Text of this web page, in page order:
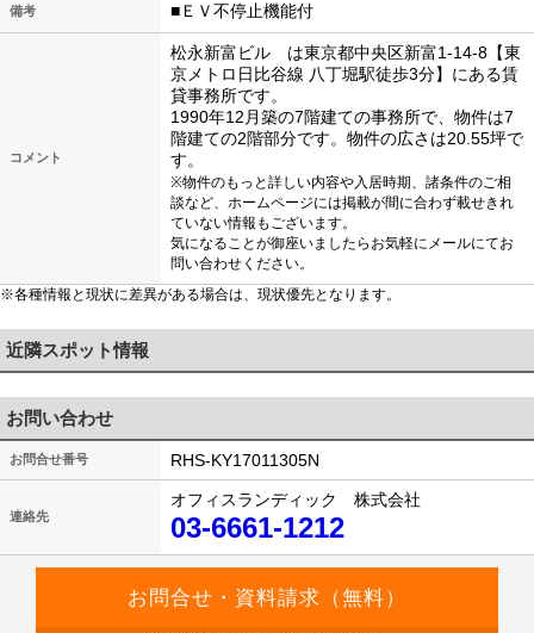
備考 ■ＥＶ不停止機能付
コメント
松永新富ビル は東京都中央区新富1-14-8【東
京メトロ日比谷線 八丁堀駅徒歩3分】にある賃
貸事務所です。
1990年12月築の7階建ての事務所で、物件は7
階建ての2階部分です。物件の広さは20.55坪で
す。
※物件のもっと詳しい内容や入居時期、諸条件のご相
談など、ホームページには掲載が間に合わず載せきれ
ていない情報もございます。
気になることが御座いましたらお気軽にメールにてお
問い合わせください。
※各種情報と現状に差異がある場合は、現状優先となります。
近隣スポット情報
お問い合わせ
お問合せ番号 RHS-KY17011305N
連絡先
オフィスランディック 株式会社
03-6661-1212